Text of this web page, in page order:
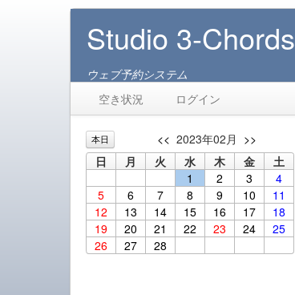
Studio 3-Chords
ウェブ予約システム
空き状況
ログイン
本日 << 2023年02月 >>
日
月 火 水 木 金
土
1
2 3
4
5
6 7 8 9 10
11
12
13 14 15 16 17
18
19
20 21 22 23 24
25
26
27 28